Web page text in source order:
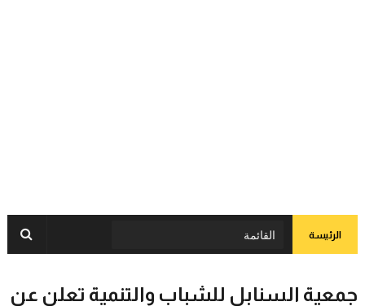
الرئيسة
جمعية السنابل للشباب والتنمية تعلن عن